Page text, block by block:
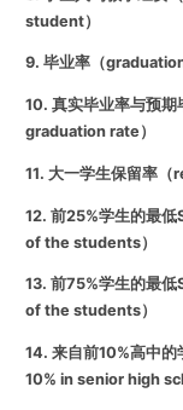
student）
9. 毕业率（
10. 真实毕业率与预
graduation rate）
11. 大一学生保留率
12. 前25%学生的最
of the students）
13. 前75%学生的最
of the students）
14. 来自前10%高中
10% in senior high